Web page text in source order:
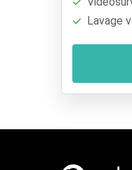
Lavage